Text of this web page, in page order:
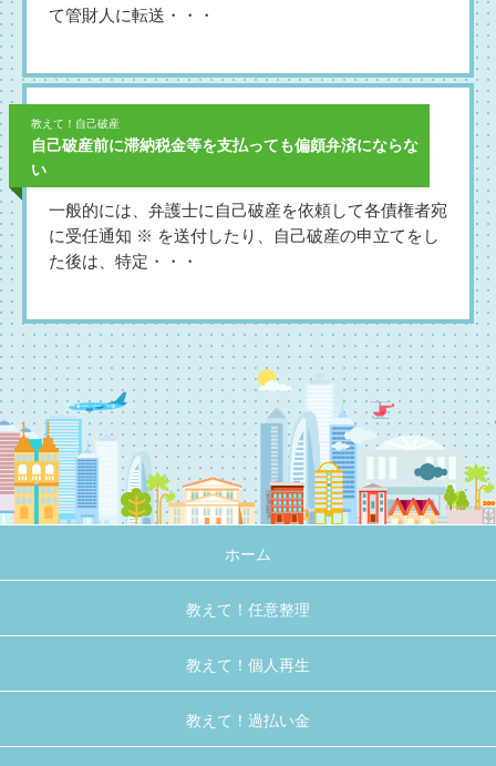
て管財人に転送・・・
教えて！自己破産
自己破産前に滞納税金等を支払っても偏頗弁済にならな
い
一般的には、弁護士に自己破産を依頼して各債権者宛
に受任通知 ※ を送付したり、自己破産の申立てをし
た後は、特定・・・
ホーム
教えて！任意整理
教えて！個人再生
教えて！過払い金